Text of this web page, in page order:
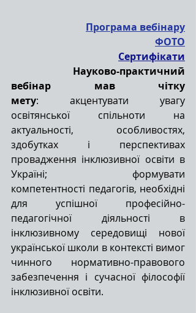
Програма вебінару
ФОТО
Сертифікати
Науково-практичний
вебінар мав чітку
мету: акцентувати увагу
освітянської спільноти на
актуальності, особливостях,
здобутках і перспективах
провадження інклюзивної освіти в
Україні; формувати
компетентності педагогів, необхідні
для успішної професійно-
педагогічної діяльності в
інклюзивному середовищі нової
української школи в контексті вимог
чинного нормативно-правового
забезпечення і сучасної філософії
інклюзивної освіти.